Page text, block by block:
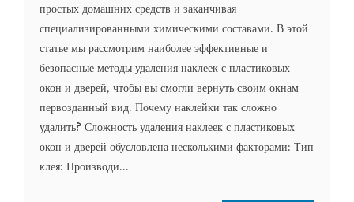
простых домашних средств и заканчивая
специализированными химическими составами. В этой
статье мы рассмотрим наиболее эффективные и
безопасные методы удаления наклеек с пластиковых
окон и дверей, чтобы вы смогли вернуть своим окнам
первозданный вид. Почему наклейки так сложно
удалить? Сложность удаления наклеек с пластиковых
окон и дверей обусловлена несколькими факторами: Тип
клея: Производи...